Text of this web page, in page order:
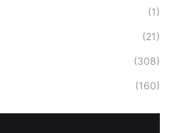
(1)
(21)
(308)
(160)